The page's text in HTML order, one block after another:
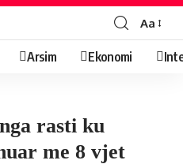
Aa
Arsim Ekonomi
rasti ku
me 8 vjet